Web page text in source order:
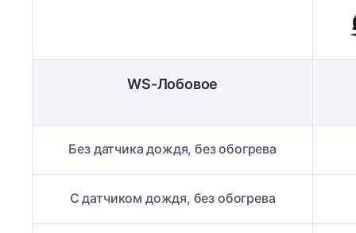
WS-Лобовое
Без датчика дождя, без обогрева
С датчиком дождя, без обогрева